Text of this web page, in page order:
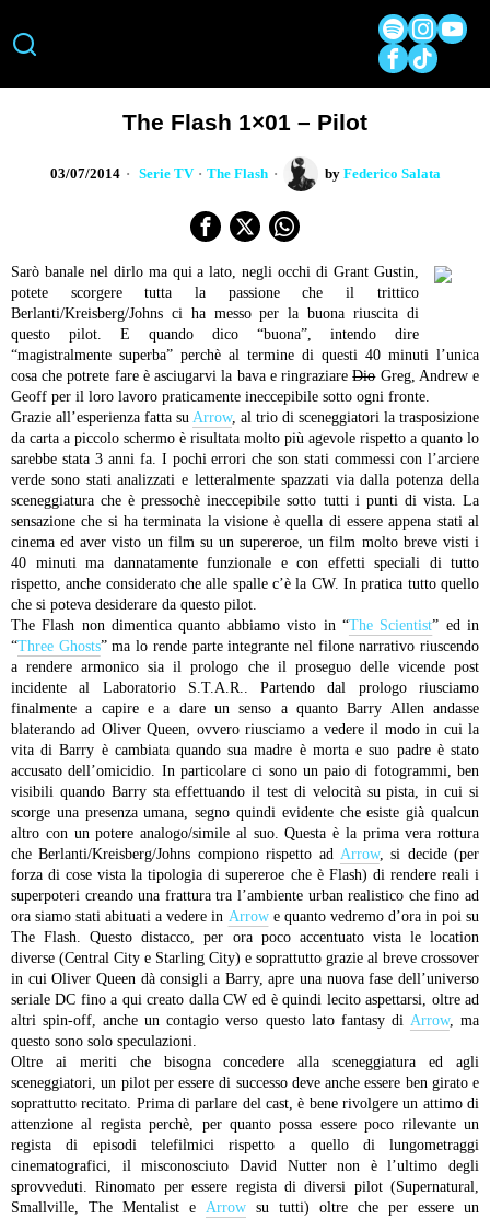
The Flash 1×01 – Pilot
03/07/2014 Serie TV · The Flash by Federico Salata
Sarò banale nel dirlo ma qui a lato, negli occhi di Grant Gustin,
potete scorgere tutta la passione che il trittico
Berlanti/Kreisberg/Johns ci ha messo per la buona riuscita di
questo pilot. E quando dico “buona”, intendo dire
“magistralmente superba” perchè al termine di questi 40 minuti l’unica
cosa che potrete fare è asciugarvi la bava e ringraziareDioGreg, Andrew e
Geoff per il loro lavoro praticamente ineccepibile sotto ogni fronte.
Grazie all’esperienza fatta su Arrow, al trio di sceneggiatori la trasposizione
da carta a piccolo schermo è risultata molto più agevole rispetto a quanto lo
sarebbe stata 3 anni fa. I pochi errori che son stati commessi con l’arciere
verde sono stati analizzati e letteralmente spazzati via dalla potenza della
sceneggiatura che è pressochè ineccepibile sotto tutti i punti di vista. La
sensazione che si ha terminata la visione è quella di essere appena stati al
cinema ed aver visto un film su un supereroe, un film molto breve visti i
40 minuti ma dannatamente funzionale e con effetti speciali di tutto
rispetto, anche considerato che alle spalle c’è la CW. In pratica tutto quello
che si poteva desiderare da questo pilot.
The Flash non dimentica quanto abbiamo visto in “The Scientist” ed in
“Three Ghosts” ma lo rende parte integrante nel filone narrativo riuscendo
a rendere armonico sia il prologo che il proseguo delle vicende post
incidente al Laboratorio S.T.A.R.. Partendo dal prologo riusciamo
finalmente a capire e a dare un senso a quanto Barry Allen andasse
blaterando ad Oliver Queen, ovvero riusciamo a vedere il modo in cui la
vita di Barry è cambiata quando sua madre è morta e suo padre è stato
accusato dell’omicidio. In particolare ci sono un paio di fotogrammi, ben
visibili quando Barry sta effettuando il test di velocità su pista, in cui si
scorge una presenza umana, segno quindi evidente che esiste già qualcun
altro con un potere analogo/simile al suo. Questa è la prima vera rottura
che Berlanti/Kreisberg/Johns compiono rispetto ad Arrow, si decide (per
forza di cose vista la tipologia di supereroe che è Flash) di rendere reali i
superpoteri creando una frattura tra l’ambiente urban realistico che fino ad
ora siamo stati abituati a vedere in Arrowe quanto vedremo d’ora in poi su
The Flash. Questo distacco, per ora poco accentuato vista le location
diverse (Central City e Starling City) e soprattutto grazie al breve crossover
in cui Oliver Queen dà consigli a Barry, apre una nuova fase dell’universo
seriale DC fino a qui creato dalla CW ed è quindi lecito aspettarsi, oltre ad
altri spin-off, anche un contagio verso questo lato fantasy di Arrow, ma
questo sono solo speculazioni.
Oltre ai meriti che bisogna concedere alla sceneggiatura ed agli
sceneggiatori, un pilot per essere di successo deve anche essere ben girato e
soprattutto recitato. Prima di parlare del cast, è bene rivolgere un attimo di
attenzione al regista perchè, per quanto possa essere poco rilevante un
regista di episodi telefilmici rispetto a quello di lungometraggi
cinematografici, il misconosciuto David Nutter non è l’ultimo degli
sprovveduti. Rinomato per essere regista di diversi pilot (Supernatural,
Smallville, The Mentalist e Arrow su tutti) oltre che per essere un